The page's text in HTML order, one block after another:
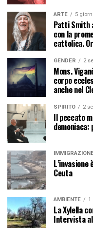
ARTE 5
Patti Smith
con la
cattolica.
GENDER 2
Mons.
corpo
anche nel
SPIRITO 2
Il peccato
demoniaca:
Ceuta
AMBIENTE 1
La Xylella
Intervista